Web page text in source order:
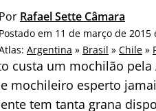
Por Rafael Sette Câmara
Postado em 11 de março de
Argentina » Brasil » Chile »
custa um mochilão
mochileiro esperto
tem tanta grana